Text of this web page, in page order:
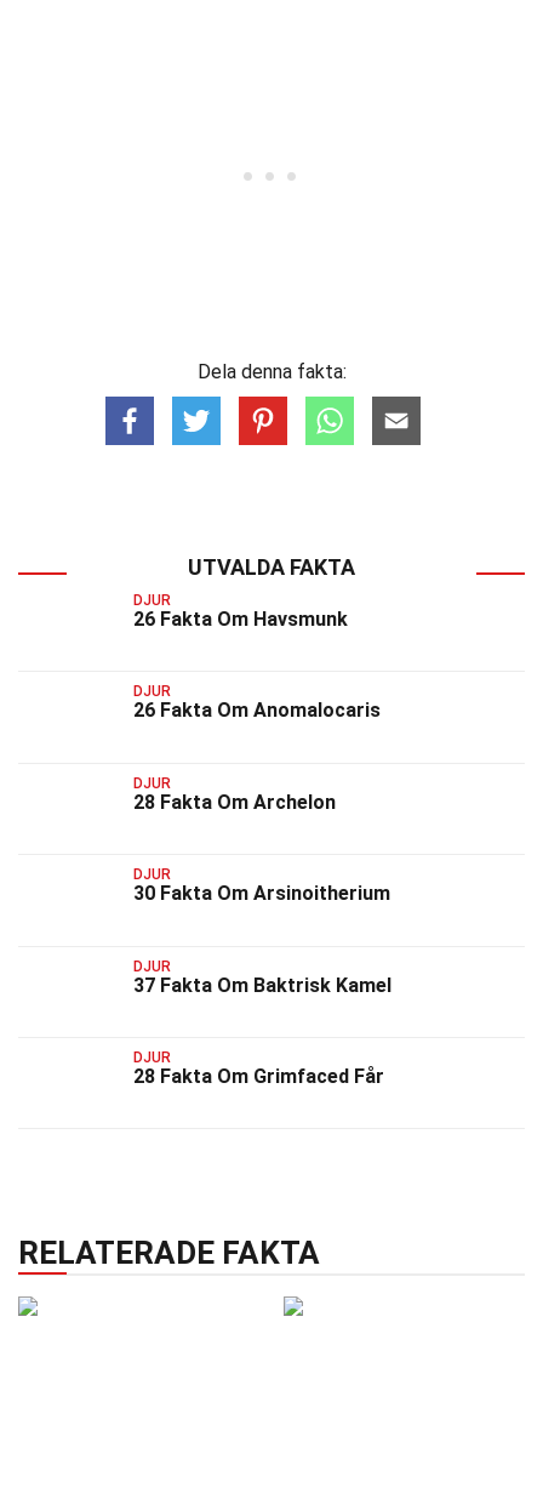
Dela denna fakta:
UTVALDA FAKTA
DJUR
26 Fakta Om Havsmunk
DJUR
26 Fakta Om Anomalocaris
DJUR
28 Fakta Om Archelon
DJUR
30 Fakta Om Arsinoitherium
DJUR
37 Fakta Om Baktrisk Kamel
DJUR
28 Fakta Om Grimfaced Får
RELATERADE FAKTA